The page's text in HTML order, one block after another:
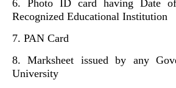
6. Photo ID card having Date
Recognized Educational Institution
7. PAN Card
8. Marksheet issued by any
University